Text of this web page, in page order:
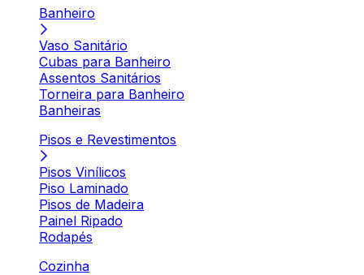
Banheiro
Vaso Sanitário
Cubas para Banheiro
Assentos Sanitários
Torneira para Banheiro
Banheiras
Pisos e Revestimentos
Pisos Vinílicos
Piso Laminado
Pisos de Madeira
Painel Ripado
Rodapés
Cozinha